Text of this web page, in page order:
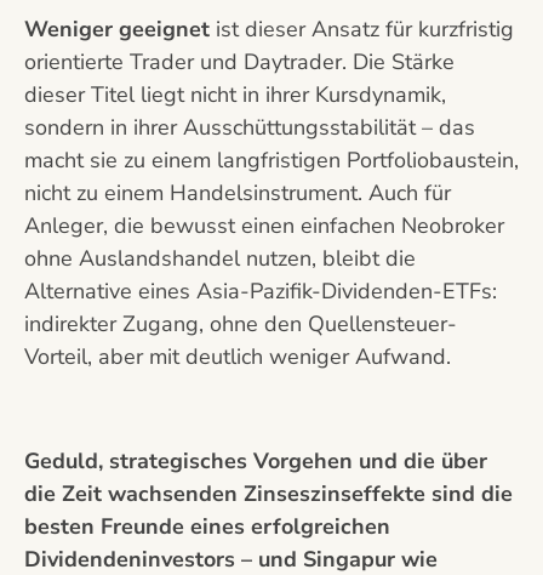
Weniger geeignet ist dieser Ansatz für kurzfristig
orientierte Trader und Daytrader. Die Stärke
dieser Titel liegt nicht in ihrer Kursdynamik,
sondern in ihrer Ausschüttungsstabilität – das
macht sie zu einem langfristigen Portfoliobaustein,
nicht zu einem Handelsinstrument. Auch für
Anleger, die bewusst einen einfachen Neobroker
ohne Auslandshandel nutzen, bleibt die
Alternative eines Asia-Pazifik-Dividenden-ETFs:
indirekter Zugang, ohne den Quellensteuer-
Vorteil, aber mit deutlich weniger Aufwand.
Geduld, strategisches Vorgehen und die über
die Zeit wachsenden Zinseszinseffekte sind die
besten Freunde eines erfolgreichen
Dividendeninvestors – und Singapur wie